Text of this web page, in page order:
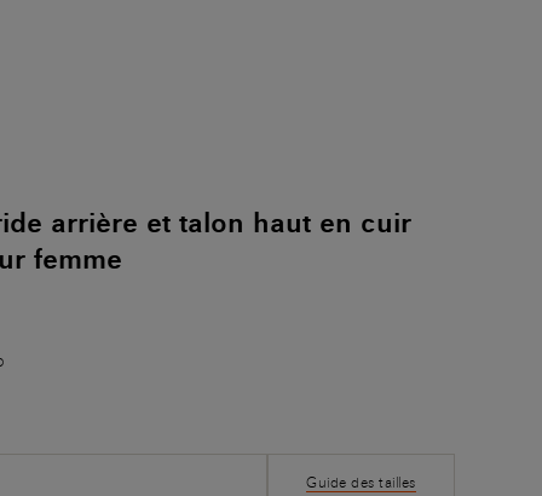
arrière et talon haut en cuir
femme
Guide des tailles